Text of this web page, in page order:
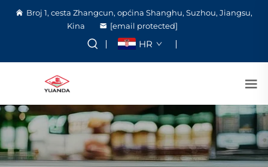
Broj 1, cesta Zhangcun, općina Shanghu, Suzhou, Jiangsu,
Kina
[email protected]
HR